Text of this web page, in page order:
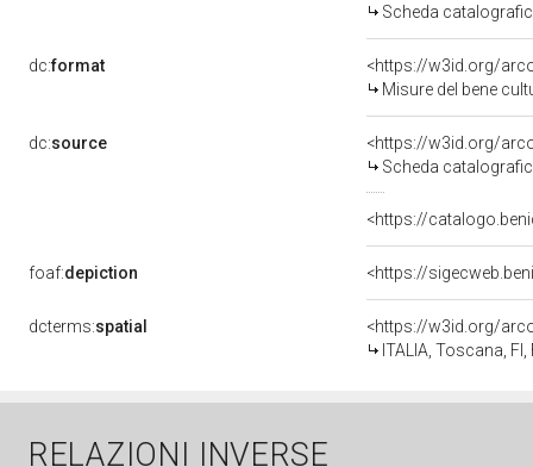
Scheda
dc:format
<https://w3id.org/
Misure del bene
dc:source
<https://w3id.org/
Scheda
<https://
foaf:depiction <https://
dcterms:spatial
<https://w3id.org/
ITALIA, Toscana, FI,
RELAZIONI INVERSE